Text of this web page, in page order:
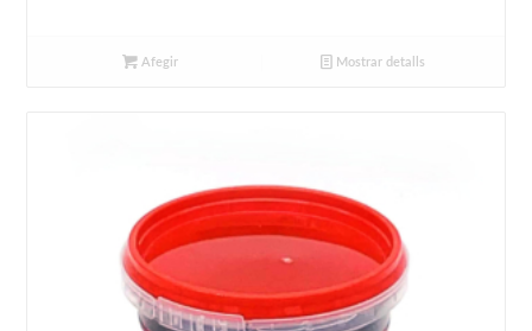
Afegir Mostrar detalls